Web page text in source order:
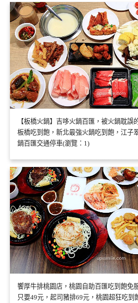
【板橋火鍋】吉哆火鍋百匯，被火鍋耽誤
板橋吃到飽，新北最強火鍋吃到飽，江子
鍋百匯交通停車(瀏覽：1)
饗厚牛排桃園店，桃園自助百匯吃到飽免
只要49元，起司豬排69元，桃園超狂吃到